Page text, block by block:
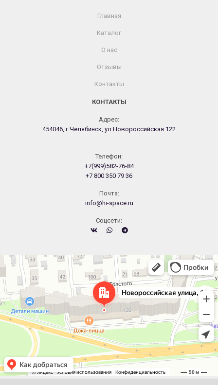
Главная
Каталог
О нас
Отзывы
Контакты
КОНТАКТЫ
Адрес:
454046, г.Челябинск, ул.Новороссийская 122
Телефон:
+7(999)582-76-84
+7 800 350 79 36
Почта:
info@hi-space.ru
Cоцсети:
Челябинск
Новороссийская улица, 122 — Яндекс.Карты